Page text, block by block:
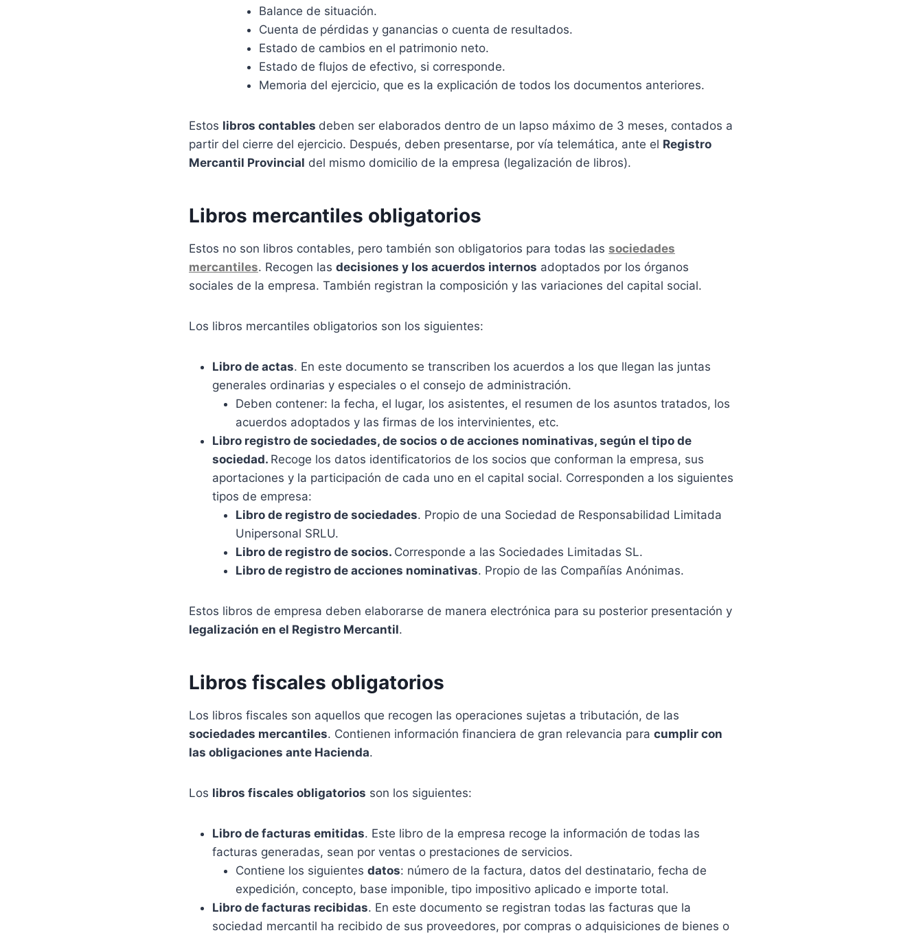
Balance de situación.
Cuenta de pérdidas y ganancias o cuenta de resultados.
Estado de cambios en el patrimonio neto.
Estado de flujos de efectivo, si corresponde.
Memoria del ejercicio, que es la explicación de todos los documentos anteriores.
Estos libros contables deben ser elaborados dentro de un lapso máximo de 3 meses, contados a
partir del cierre del ejercicio. Después, deben presentarse, por vía telemática, ante el Registro
Mercantil Provincial del mismo domicilio de la empresa (legalización de libros).
Libros mercantiles obligatorios
Estos no son libros contables, pero también son obligatorios para todas las sociedades
mercantiles. Recogen las decisiones y los acuerdos internos adoptados por los órganos
sociales de la empresa. También registran la composición y las variaciones del capital social.
Los libros mercantiles obligatorios son los siguientes:
Libro de actas. En este documento se transcriben los acuerdos a los que llegan las juntas
generales ordinarias y especiales o el consejo de administración.
Deben contener: la fecha, el lugar, los asistentes, el resumen de los asuntos tratados, los
acuerdos adoptados y las firmas de los intervinientes, etc.
Libro registro de sociedades, de socios o de acciones nominativas, según el tipo de
sociedad. Recoge los datos identificatorios de los socios que conforman la empresa, sus
aportaciones y la participación de cada uno en el capital social. Corresponden a los siguientes
tipos de empresa:
Libro de registro de sociedades. Propio de una Sociedad de Responsabilidad Limitada
Unipersonal SRLU.
Libro de registro de socios. Corresponde a las Sociedades Limitadas SL.
Libro de registro de acciones nominativas. Propio de las Compañías Anónimas.
Estos libros de empresa deben elaborarse de manera electrónica para su posterior presentación y
legalización en el Registro Mercantil.
Libros fiscales obligatorios
Los libros fiscales son aquellos que recogen las operaciones sujetas a tributación, de las
sociedades mercantiles. Contienen información financiera de gran relevancia para cumplir con
las obligaciones ante Hacienda.
Los libros fiscales obligatorios son los siguientes:
Libro de facturas emitidas. Este libro de la empresa recoge la información de todas las
facturas generadas, sean por ventas o prestaciones de servicios.
Contiene los siguientes datos: número de la factura, datos del destinatario, fecha de
expedición, concepto, base imponible, tipo impositivo aplicado e importe total.
Libro de facturas recibidas. En este documento se registran todas las facturas que la
sociedad mercantil ha recibido de sus proveedores, por compras o adquisiciones de bienes o